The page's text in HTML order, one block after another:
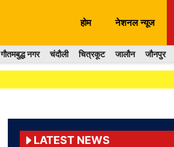
होम नेशनल न्यूज
गौतमबुद्ध नगर चंदौली चित्रकूट जालौन जौनपुर
LATEST NEWS